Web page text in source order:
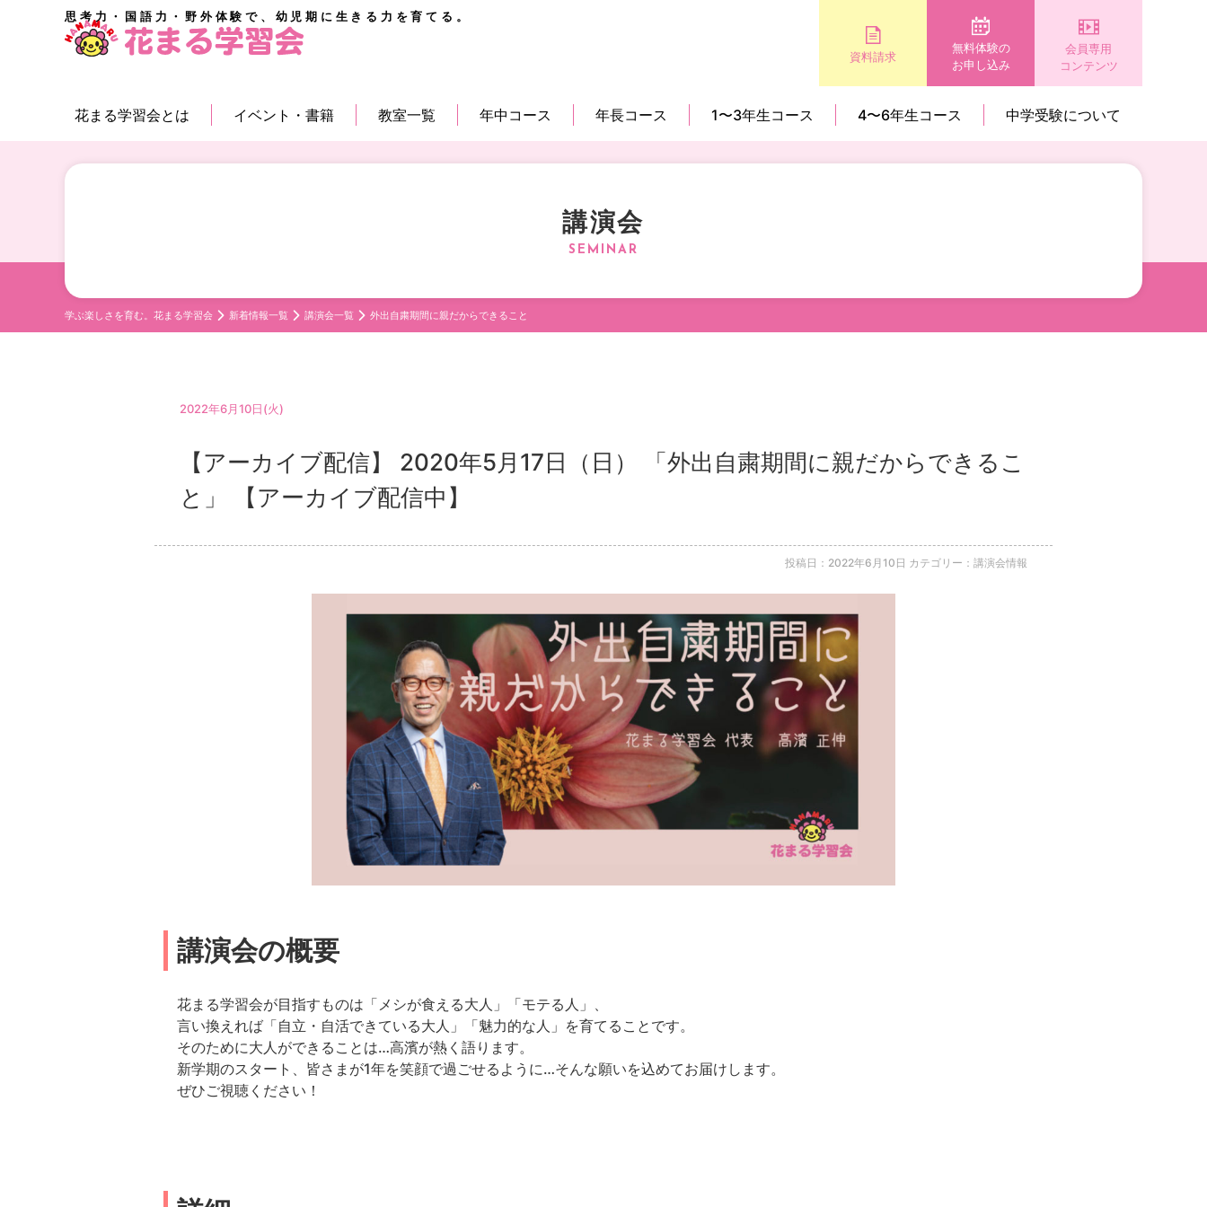
思考力・国語力・野外体験で、幼児期に生きる力を育てる。
資料請求
無料体験の
お申し込み
会員専用
コンテンツ
花まる学習会とは イベント・書籍 教室一覧 年中コース 年長コース 1〜3年生コース 4〜6年生コース 中学受験について
講演会
学ぶ楽しさを育む。花まる学習会 新着情報一覧 講演会一覧 外出自粛期間に親だからできること
2022年6月10日(火)
【アーカイブ配信】 2020年5月17日（日） 「外出自粛期間に親だからできるこ
と」 【アーカイブ配信中】
投稿日：2022年6月10日 カテゴリー：講演会情報
講演会の概要
花まる学習会が目指すものは「メシが食える大人」「モテる人」、
言い換えれば「自立・自活できている大人」「魅力的な人」を育てることです。
そのために大人ができることは…高濱が熱く語ります。
新学期のスタート、皆さまが1年を笑顔で過ごせるように…そんな願いを込めてお届けします。
ぜひご視聴ください！